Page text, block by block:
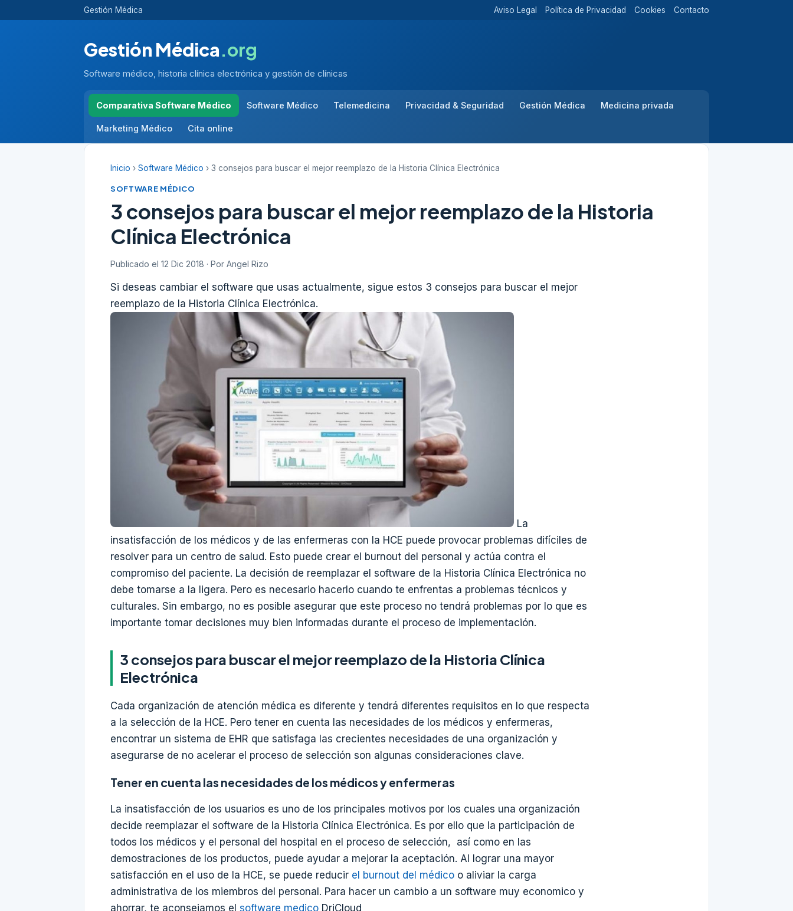
Gestión Médica Aviso Legal Política de Privacidad Cookies Contacto
Gestión Médica.org
Software médico, historia clínica electrónica y gestión de clínicas
Comparativa Software Médico Software Médico Telemedicina Privacidad & Seguridad Gestión Médica Medicina privada
Marketing Médico Cita online
Inicio › Software Médico › 3 consejos para buscar el mejor reemplazo de la Historia Clínica Electrónica
SOFTWARE MÉDICO
3 consejos para buscar el mejor reemplazo de la Historia
Clínica Electrónica
Publicado el 12 Dic 2018 · Por Angel Rizo
Si deseas cambiar el software que usas actualmente, sigue estos 3 consejos para buscar el mejor
reemplazo de la Historia Clínica Electrónica.
La
insatisfacción de los médicos y de las enfermeras con la HCE puede provocar problemas difíciles de
resolver para un centro de salud. Esto puede crear el burnout del personal y actúa contra el
compromiso del paciente. La decisión de reemplazar el software de la Historia Clínica Electrónica no
debe tomarse a la ligera. Pero es necesario hacerlo cuando te enfrentas a problemas técnicos y
culturales. Sin embargo, no es posible asegurar que este proceso no tendrá problemas por lo que es
importante tomar decisiones muy bien informadas durante el proceso de implementación.
3 consejos para buscar el mejor reemplazo de la Historia Clínica
Electrónica
Cada organización de atención médica es diferente y tendrá diferentes requisitos en lo que respecta
a la selección de la HCE. Pero tener en cuenta las necesidades de los médicos y enfermeras,
encontrar un sistema de EHR que satisfaga las crecientes necesidades de una organización y
asegurarse de no acelerar el proceso de selección son algunas consideraciones clave.
Tener en cuenta las necesidades de los médicos y enfermeras
La insatisfacción de los usuarios es uno de los principales motivos por los cuales una organización
decide reemplazar el software de la Historia Clínica Electrónica. Es por ello que la participación de
todos los médicos y el personal del hospital en el proceso de selección, así como en las
demostraciones de los productos, puede ayudar a mejorar la aceptación. Al lograr una mayor
satisfacción en el uso de la HCE, se puede reducir el burnout del médico o aliviar la carga
administrativa de los miembros del personal. Para hacer un cambio a un software muy economico y
ahorrar, te aconsejamos el software medico DriCloud